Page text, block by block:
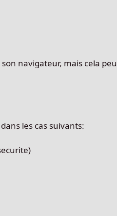
navigateur, mais cela
les cas suivants: